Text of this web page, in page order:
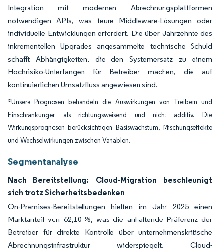
Integration mit modernen Abrechnungsplattformen
notwendigen APIs, was teure Middleware-Lösungen oder
individuelle Entwicklungen erfordert. Die über Jahrzehnte des
inkrementellen Upgrades angesammelte technische Schuld
schafft Abhängigkeiten, die den Systemersatz zu einem
Hochrisiko-Unterfangen für Betreiber machen, die auf
kontinuierlichen Umsatzfluss angewiesen sind.
*Unsere Prognosen behandeln die Auswirkungen von Treibern und
Einschränkungen als richtungsweisend und nicht additiv. Die
Wirkungsprognosen berücksichtigen Basiswachstum, Mischungseffekte
und Wechselwirkungen zwischen Variablen.
Segmentanalyse
Nach Bereitstellung: Cloud-Migration beschleunigt
sich trotz Sicherheitsbedenken
On-Premises-Bereitstellungen hielten im Jahr 2025 einen
Marktanteil von 62,10 %, was die anhaltende Präferenz der
Betreiber für direkte Kontrolle über unternehmenskritische
Abrechnungsinfrastruktur widerspiegelt. Cloud-